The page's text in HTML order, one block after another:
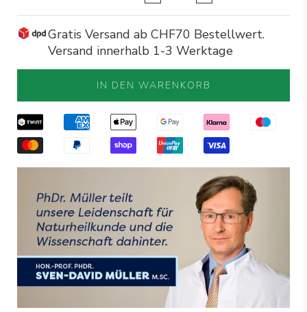
Gratis Versand ab CHF70 Bestellwert.
Versand innerhalb 1-3 Werktage
IN DEN WARENKORB